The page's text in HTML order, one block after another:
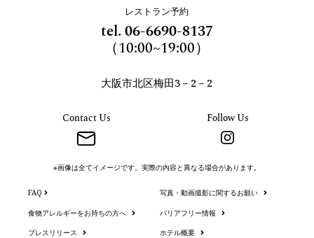
レストラン予約
tel.06-6690-8137
（10:00~19:00）
大阪市北区梅田3－2－2
Contact Us Follow Us
※画像は全てイメージです。実際の内容と異なる場合があります。
FAQ 写真・動画撮影に関するお願い
食物アレルギーをお持ちの方へ バリアフリー情報
プレスリリース ホテル概要